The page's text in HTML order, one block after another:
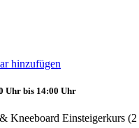
hinzufügen
Uhr bis 14:00 Uhr
Kneeboard Einsteigerkurs